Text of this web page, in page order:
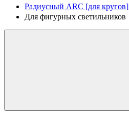
Радиусный ARC [для кругов]
Для фигурных светильников